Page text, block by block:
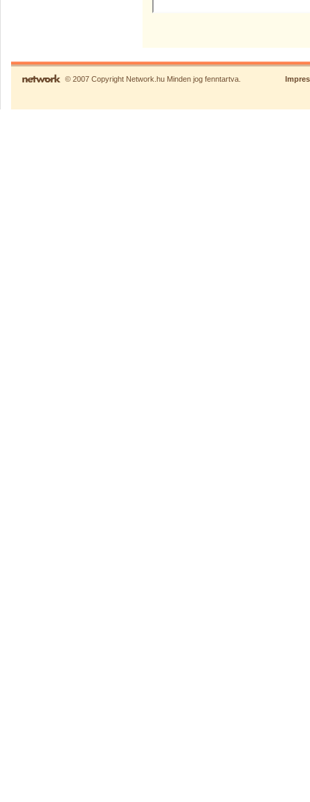
© 2007 Copyright Network.hu Minden jog fenntartva.